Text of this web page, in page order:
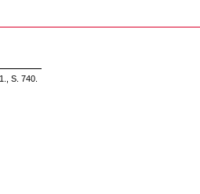
S. 740.